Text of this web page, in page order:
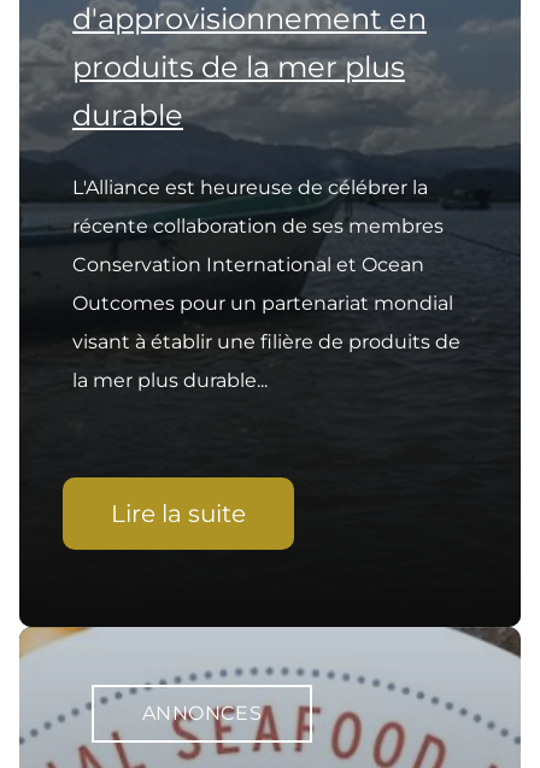
d'approvisionnement en
produits de la mer plus
durable
L'Alliance est heureuse de célébrer la
récente collaboration de ses membres
Conservation International et Ocean
Outcomes pour un partenariat mondial
visant à établir une filière de produits de
la mer plus durable...
Lire la suite
ANNONCES